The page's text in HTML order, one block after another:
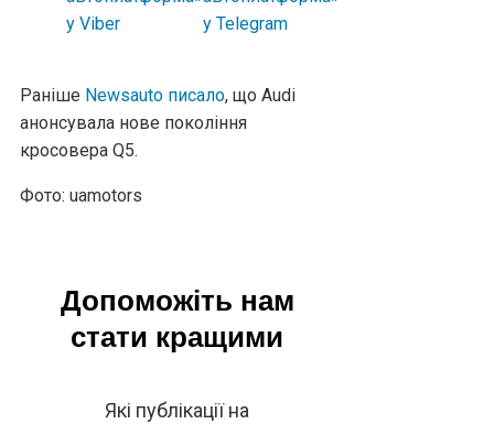
Раніше Newsauto писало, що Audi
анонсувала нове покоління
кросовера Q5.
Фото: uamotors
Допоможіть нам
стати кращими
Які публікації на